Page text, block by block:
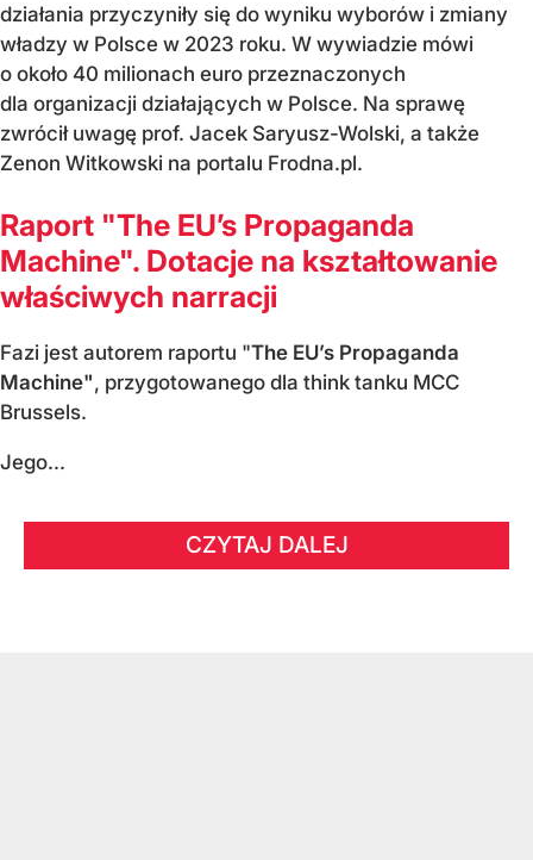
działania przyczyniły się do wyniku wyborów i zmiany
władzy w Polsce w 2023 roku. W wywiadzie mówi
o około 40 milionach euro przeznaczonych
dla organizacji działających w Polsce. Na sprawę
zwrócił uwagę prof. Jacek Saryusz-Wolski, a także
Zenon Witkowski na portalu Frodna.pl.
Raport "The EU’s Propaganda
Machine". Dotacje na kształtowanie
właściwych narracji
Fazi jest autorem raportu "The EU’s Propaganda
Machine", przygotowanego dla think tanku MCC
Brussels.
Jego...
CZYTAJ DALEJ